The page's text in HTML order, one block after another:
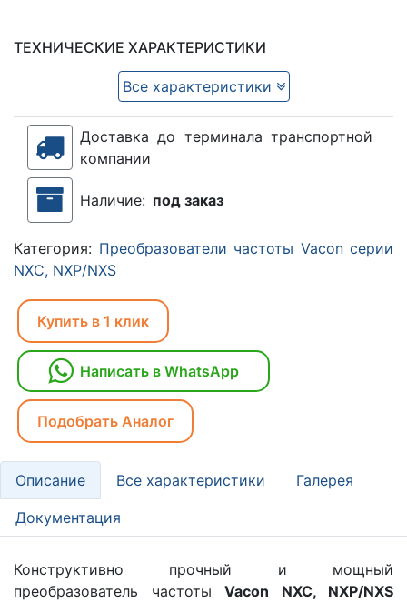
ТЕХНИЧЕСКИЕ ХАРАКТЕРИСТИКИ
Все характеристики
Доставка до терминала транспортной
компании
Наличие: под заказ
Категория: Преобразователи частоты Vacon серии
NXC, NXP/NXS
Купить в 1 клик
Написать в WhatsApp
Подобрать Аналог
Описание Все характеристики Галерея
Документация
Конструктивно прочный и мощный
преобразователь частоты Vacon NXC, NXP/NXS